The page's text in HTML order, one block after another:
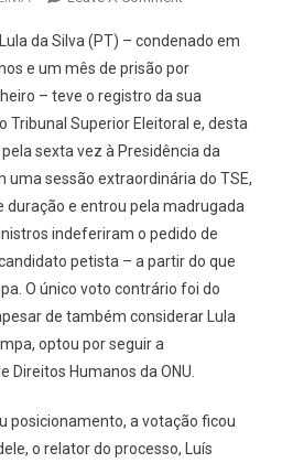
2018:
POR
ENQUANTO
LULA
NÃO
SERÁ
PRESIDENTE
da Silva (PT) – condenado em
e um mês de prisão por
– teve o registro da sua
Tribunal Superior Eleitoral e, desta
sexta vez à Presidência da
uma sessão extraordinária do TSE,
duração e entrou pela madrugada
indeferiram o pedido de
petista – a partir do que
O único voto contrário foi do
de também considerar Lula
optou por seguir a
Direitos Humanos da ONU.
posicionamento, a votação ficou
o relator do processo, Luís